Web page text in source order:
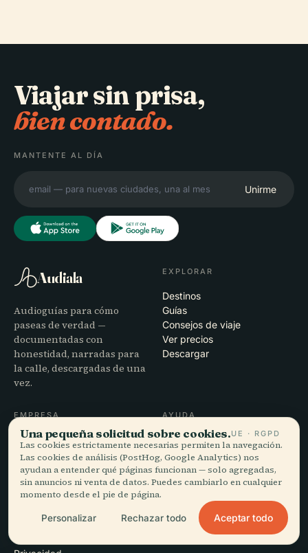
Viajar sin prisa,
bien contado.
MANTENTE AL DÍA
Unirme
Audiala
Audioguías para cómo
paseas de verdad —
documentadas con
honestidad, narradas para
la calle, descargadas de una
vez.
EXPLORAR
Destinos
Guías
Consejos de viaje
Ver precios
Descargar
EMPRESA
Nosotros
Proceso editorial
Misión
AYUDA
Soporte
Solución de problemas de la
app
Contacto
Una pequeña solicitud sobre cookies.UE · RGPD
Las cookies estrictamente necesarias permiten la navegación.
Las cookies de análisis (PostHog, Google Analytics) nos
ayudan a entender qué páginas funcionan — solo agregadas,
sin anuncios ni venta de datos. Puedes cambiarlo en cualquier
momento desde el pie de página.
Personalizar Rechazar todo Aceptar todo